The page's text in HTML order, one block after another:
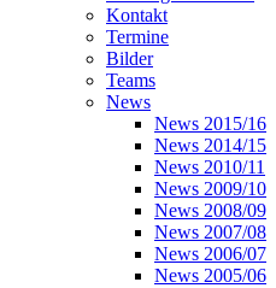
Kontakt
Termine
Bilder
Teams
News
News 2015/16
News 2014/15
News 2010/11
News 2009/10
News 2008/09
News 2007/08
News 2006/07
News 2005/06